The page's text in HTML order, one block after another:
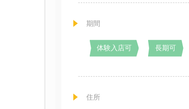
期間
体験入店可 長期可
住所